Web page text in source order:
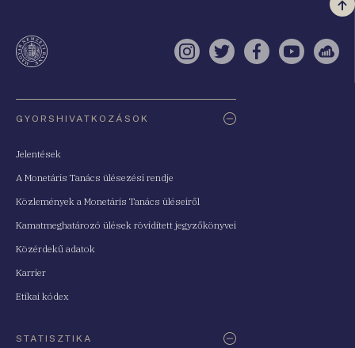
a
Instagram
TwitterFacebook
YouTube
GYORSHIVATKOZÁSOK
Jelentések
A Monetáris Tanács ülésezési rendje
Közlemények a Monetáris Tanács üléseiről
Kamatmeghatározó ülések rövidített jegyzőkönyvei
Közérdekű adatok
Karrier
Etikai kódex
STATISZTIKA